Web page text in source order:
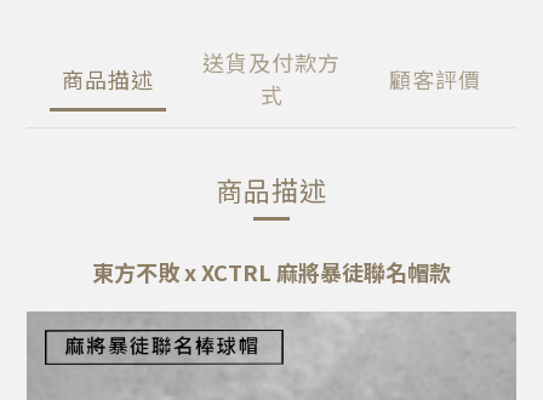
商品描述
送貨及付款方
式
顧客評價
商品描述
東方不敗 x XCTRL 麻將暴徒聯名帽款